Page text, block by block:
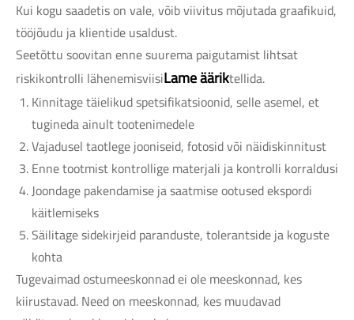
Kui kogu saadetis on vale, võib viivitus mõjutada graafikuid,
tööjõudu ja klientide usaldust.
Seetõttu soovitan enne suurema paigutamist lihtsat
riskikontrolli lähenemisviisiLame ääriktellida.
Kinnitage täielikud spetsifikatsioonid, selle asemel, et
tugineda ainult tootenimedele
Vajadusel taotlege jooniseid, fotosid või näidiskinnitust
Enne tootmist kontrollige materjali ja kontrolli korraldusi
Joondage pakendamise ja saatmise ootused ekspordi
käitlemiseks
Säilitage sidekirjeid paranduste, tolerantside ja koguste
kohta
Tugevaimad ostumeeskonnad ei ole meeskonnad, kes
kiirustavad. Need on meeskonnad, kes muudavad